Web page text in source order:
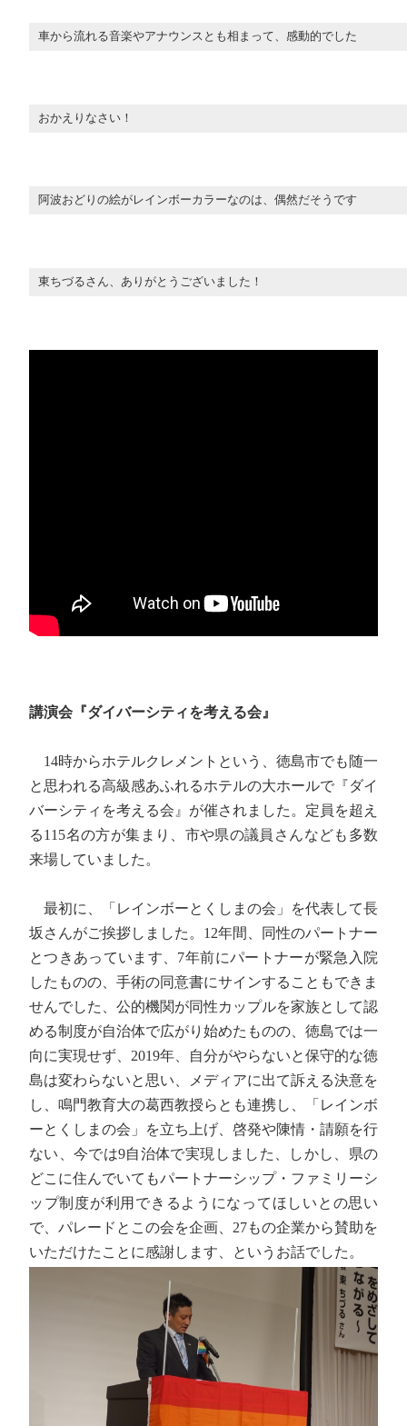
車から流れる音楽やアナウンスとも相まって、感動的でした
おかえりなさい！
阿波おどりの絵がレインボーカラーなのは、偶然だそうです
東ちづるさん、ありがとうございました！
講演会『ダイバーシティを考える会』
14時からホテルクレメントという、徳島市でも随一
と思われる高級感あふれるホテルの大ホールで『ダイ
バーシティを考える会』が催されました。定員を超え
る115名の方が集まり、市や県の議員さんなども多数
来場していました。
最初に、「レインボーとくしまの会」を代表して長
坂さんがご挨拶しました。12年間、同性のパートナー
とつきあっています、7年前にパートナーが緊急入院
したものの、手術の同意書にサインすることもできま
せんでした、公的機関が同性カップルを家族として認
める制度が自治体で広がり始めたものの、徳島では一
向に実現せず、2019年、自分がやらないと保守的な徳
島は変わらないと思い、メディアに出て訴える決意を
し、鳴門教育大の葛西教授らとも連携し、「レインボ
ーとくしまの会」を立ち上げ、啓発や陳情・請願を行
ない、今では9自治体で実現しました、しかし、県の
どこに住んでいてもパートナーシップ・ファミリーシ
ップ制度が利用できるようになってほしいとの思い
で、パレードとこの会を企画、27もの企業から賛助を
いただけたことに感謝します、というお話でした。